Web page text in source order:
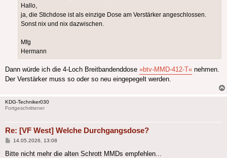
Hallo,
ja, die Stichdose ist als einzige Dose am Verstärker angeschlossen.
Sonst nix und nix dazwischen.
Mfg
Hermann
Dann würde ich die 4-Loch Breitbandenddose »btv-MMD-412-T« nehmen.
Der Verstärker muss so oder so neu eingepegelt werden.
KDG-Techniker030
Fortgeschrittener
Re: [VF West] Welche Durchgangsdose?
Beitrag
14.05.2026, 13:08
Bitte nicht mehr die alten Schrott MMDs empfehlen...